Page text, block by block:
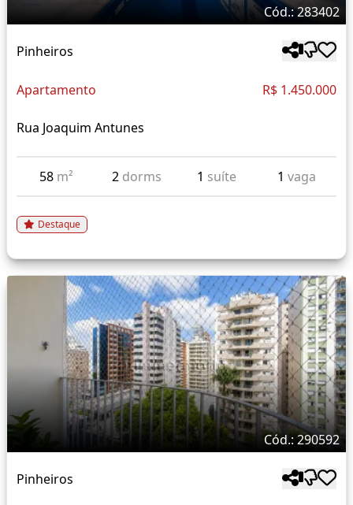
Cód.: 283402
Pinheiros
Apartamento R$ 1.450.000
Rua Joaquim Antunes
58 m² 2 dorms 1 suíte 1 vaga
Destaque
Cód.: 290592
Pinheiros